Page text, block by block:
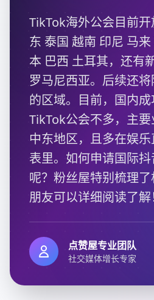
TikTok海外公会目前
东 泰国 越南 印尼 马
本 巴西 土耳其，还有
罗马尼西亚。后续还
的区域。目前，国内
TikTok公会不多，主
中东地区，且多在娱
表里。如何申请国际
呢？粉丝屋特别梳理
朋友可以详细阅读了解
点赞屋专业团队
社交媒体增长专家